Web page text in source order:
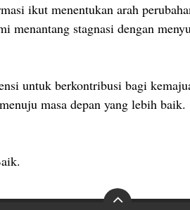
ikut menentukan arah
menantang stagnasi dengan
untuk berkontribusi bagi
masa depan yang lebih baik.